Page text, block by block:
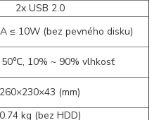
2x USB 2.0
≤ 10W (bez pevného disku)
10% ~ 90% vlhkosť
260×230×43 (mm)
0.74 kg (bez HDD)